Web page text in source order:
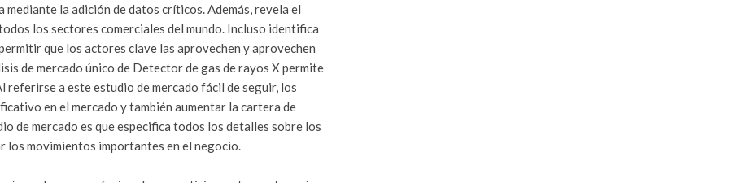
la adición de datos críticos. Además, revela el
los sectores comerciales del mundo. Incluso identifica
que los actores clave las aprovechen y aprovechen
de mercado único de Detector de gas de rayos X permite
a este estudio de mercado fácil de seguir, los
en el mercado y también aumentar la cartera de
de mercado es que especifica todos los detalles sobre los
los movimientos importantes en el negocio.